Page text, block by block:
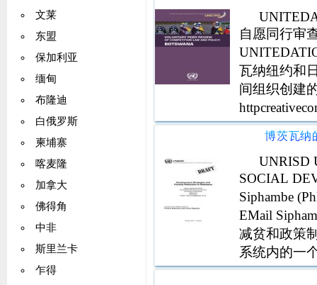
文莱
东盟
保加利亚
缅甸
布隆迪
白俄罗斯
柬埔寨
喀麦隆
加拿大
佛得角
中非
斯里兰卡
乍得
自愿同行审
瓦纳纽约和
间组织创建
果、解释和
员国的观点
UNRISD
SOCIAL
Siphambe
EMail
减贫和政策
系统内的一
政策相关的